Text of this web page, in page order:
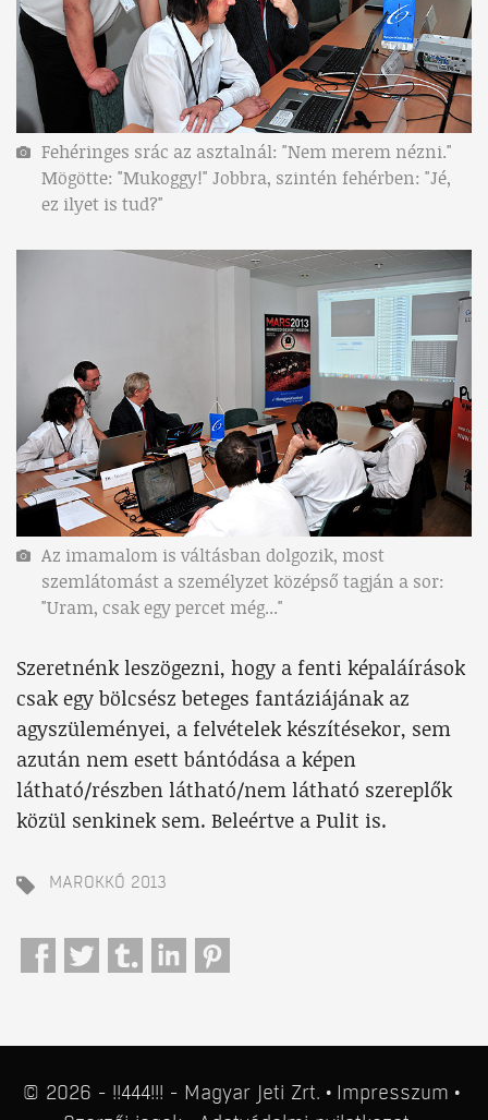
Fehéringes srác az asztalnál: "Nem merem nézni."
Mögötte: "Mukoggy!" Jobbra, szintén fehérben: "Jé,
ez ilyet is tud?"
Az imamalom is váltásban dolgozik, most
szemlátomást a személyzet középső tagján a sor:
"Uram, csak egy percet még..."
Szeretnénk leszögezni, hogy a fenti képaláírások
csak egy bölcsész beteges fantáziájának az
agyszüleményei, a felvételek készítésekor, sem
azután nem esett bántódása a képen
látható/részben látható/nem látható szereplők
közül senkinek sem. Beleértve a Pulit is.
MAROKKÓ 2013
© 2026 - !!444!!! - Magyar Jeti Zrt.
Impresszum